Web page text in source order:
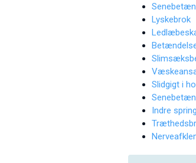
Lyskebrok
Slidgigt i
Indre